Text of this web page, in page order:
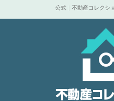
公式｜不動産コレクシ